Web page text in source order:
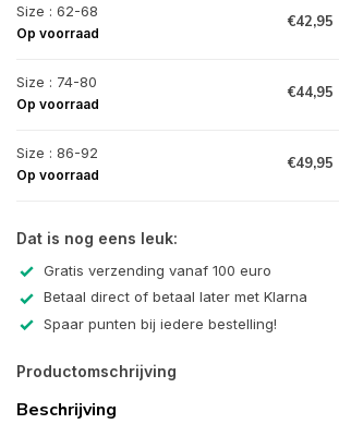
Size : 62-68
Op voorraad
€42,95
Size : 74-80
Op voorraad
€44,95
Size : 86-92
Op voorraad
€49,95
Dat is nog eens leuk:
Gratis verzending vanaf 100 euro
Betaal direct of betaal later met Klarna
Spaar punten bij iedere bestelling!
Productomschrijving
Beschrijving